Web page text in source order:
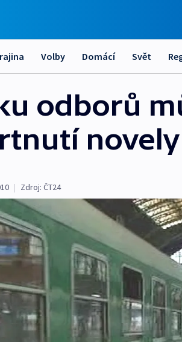
Volby Domácí Svět
odborů
novely
| Zdroj: ČT24